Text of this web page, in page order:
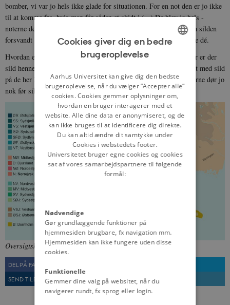
bomber, vi var jo hels ikke glade for situationen. For en not den er jo ikke
til at komme fra, hvis man får sådan et skidt i (...) De blev jo hels -
noterne de blev jo hels forbudt (nå, var de var for gode). Ja - men silden
forsvandt alligevel. Så det viste sig det var unødvendigt at forbyde dé.
Hvordan er det med sildene i dag, hvor er der sild henne? Ja, hvor er der
sild henne, det har hels i grunden nu i mange år været meget sløjt med sild
på de her højder (men der er vel lidt i Kattegat?) Ja, det er - fiskerne dør jo
nok før sildene. Der bliver jo alle tider levnet lidt (...)
Oversigtskort over dialektgrupperinger.
DEL PÅ FACEBOOK
SEND TIL EN VEN
UDSKRIV
DANISH
Cookies giver dig en bedre
brugeroplevelse
Aarhus Universitet kan give dig den bedste
brugeroplevelse, når du vælger ”Accepter alle”
cookies. Cookies gemmer oplysninger om,
hvordan en bruger interagerer med et
website. Alle dine data er anonymiseret, og de
kan ikke bruges til at identificere dig direkte.
Du kan altid ændre dit samtykke under
Cookies i webstedets footer.
Universitetet bruger egne cookies og cookies
sat af vores samarbejdspartnere til følgende
formål:
Nødvendige
Gør grundlæggende funktioner på
hjemmesiden brugbare, fx navigation mm.
Hjemmesiden kan ikke fungere uden disse
cookies.
Funktionelle
Gemmer dine valg på websitet, når du
navigerer rundt, fx sprog eller login.